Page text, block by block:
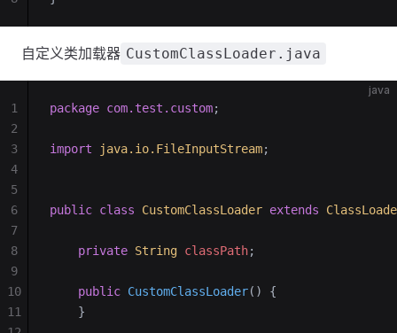
自定义类加载器 CustomClassLoader.java
java
package com.test.custom;
import java.io.FileInputStream;
public class CustomClassLoader extends
    private
String classPath;
    public
CustomClassLoader()
{
    }
1
2
3
4
5
6
7
8
9
10
11